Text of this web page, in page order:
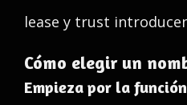
lease y trust
Cómo elegir un
Empieza por la función